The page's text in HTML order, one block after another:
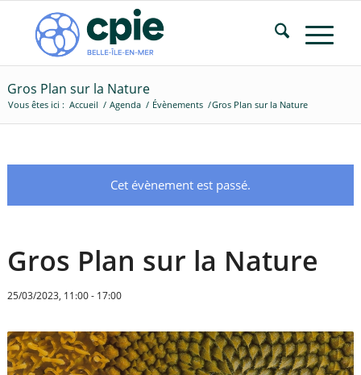
Gros Plan sur la Nature
Vous êtes ici : Accueil / Agenda / Évènements /Gros Plan sur la Nature
Cet évènement est passé.
Gros Plan sur la Nature
25/03/2023, 11:00- 17:00